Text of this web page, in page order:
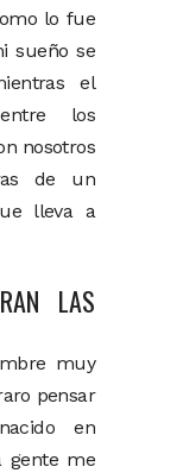
lo fue
sueño se
el
los
nosotros
de un
lleva a
LAS
muy
pensar
en
gente me